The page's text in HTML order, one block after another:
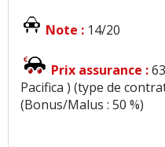
Note : 14/20
Prix assurance :
Pacifica ) (type de
(Bonus/Malus : 50 %)